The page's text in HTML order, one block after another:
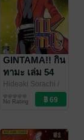
GINTAMA!! กิน
ทามะ เล่ม 54
Hideaki Sorachi /
Siam Inter Comics
การ์ตูนทั่วไป
No Rating